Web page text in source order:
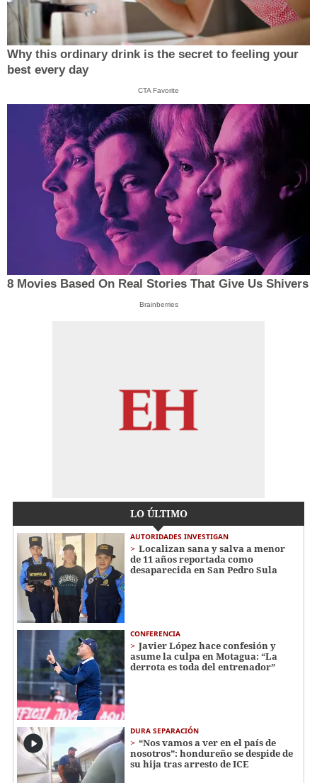
Why this ordinary drink is the secret to feeling your
best every day
CTA Favorite
8 Movies Based On Real Stories That Give Us Shivers
Brainberries
LO ÚLTIMO
AUTORIDADES INVESTIGAN
Localizan sana y salva a menor
de 11 años reportada como
desaparecida en San Pedro Sula
CONFERENCIA
Javier López hace confesión y
asume la culpa en Motagua: “La
derrota es toda del entrenador”
DURA SEPARACIÓN
“Nos vamos a ver en el país de
nosotros”: hondureño se despide de
su hija tras arresto de ICE